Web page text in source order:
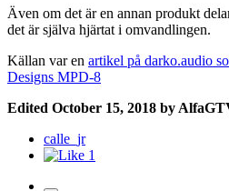
Även om det är en annan produkt
det är själva hjärtat i omvandlingen.
Källan var en artikel på darko.audio
Designs MPD-8
Edited October 15, 2018 by
calle_jr
1